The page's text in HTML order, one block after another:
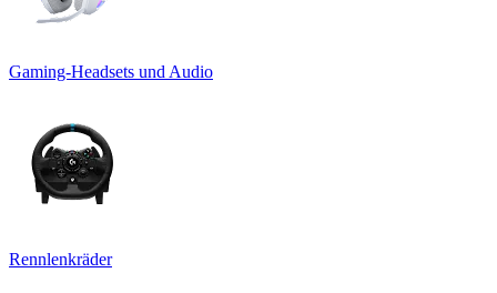
Gaming-Headsets und Audio
Rennlenkräder